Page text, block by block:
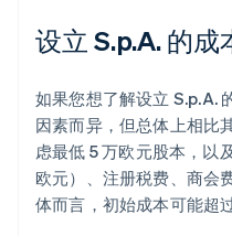
设立 S.p.A. 的成
如果您想了解设立 S.p.A.
因素而异，但总体上相比
虑最低 5 万欧元股本，
欧元）、注册税费、商会
体而言，初始成本可能超